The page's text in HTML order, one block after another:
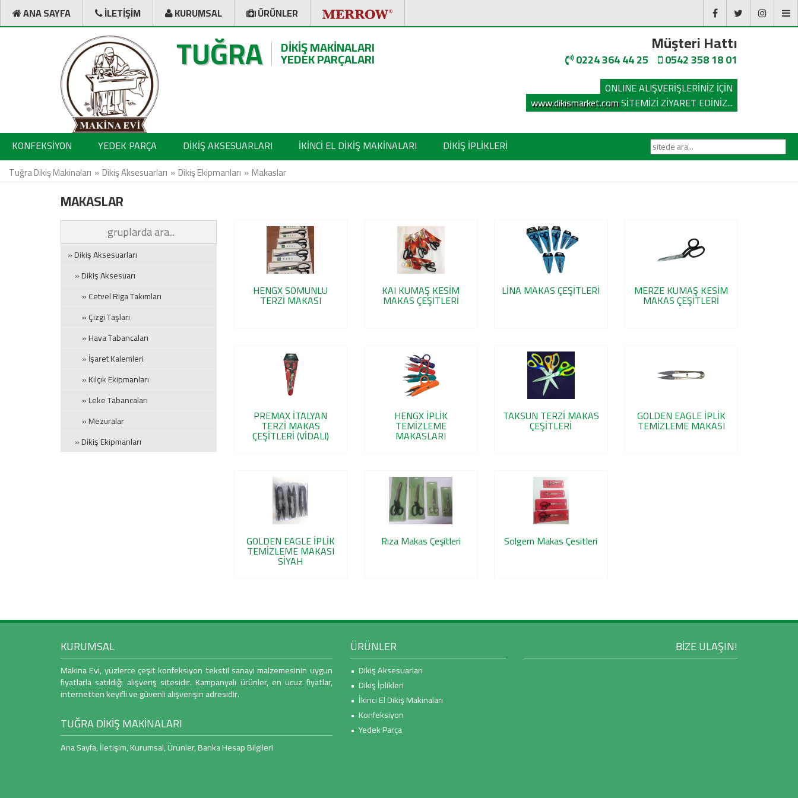
ANA SAYFA İLETİŞİM KURUMSAL ÜRÜNLER
TUĞRA DİKİŞ MAKİNALARI
YEDEK PARÇALARI
Müşteri Hattı
0224 364 44 25 0542 358 18 01
ONLINE ALIŞVERİŞLERİNİZ İÇİN
www.dikismarket.comSİTEMİZİ ZİYARET EDİNİZ...
KONFEKSİYON YEDEK PARÇA DİKİŞ AKSESUARLARI İKİNCİ EL DİKİŞ MAKİNALARI DİKİŞ İPLİKLERİ
Tuğra Dikiş Makinaları Dikiş Aksesuarları Dikiş Ekipmanları Makaslar
MAKASLAR
» Dikiş Aksesuarları
» Dikiş Aksesuarı
» Cetvel Riga Takımları
» Çizgi Taşları
» Hava Tabancaları
» İşaret Kalemleri
» Kılçık Ekipmanları
» Leke Tabancaları
» Mezuralar
» Dikiş Ekipmanları
» Bileme Taşları
» Çelik Eldivenler
» Gramaj Terazisi
» Kontrol Etiketleri
» Meto Etiketleri
HENGX SOMUNLU
TERZİ MAKASI
KAI KUMAŞ KESİM
MAKAS ÇEŞİTLERİ
LİNA MAKAS ÇEŞİTLERİ MERZE KUMAŞ KESİM
MAKAS ÇEŞİTLERİ
PREMAX İTALYAN
TERZİ MAKAS
ÇEŞİTLERİ (VİDALI)
HENGX İPLİK
TEMİZLEME
MAKASLARI
TAKSUN TERZİ MAKAS
ÇEŞİTLERİ
GOLDEN EAGLE İPLİK
TEMİZLEME MAKASI
GOLDEN EAGLE İPLİK
TEMİZLEME MAKASI
SİYAH
Rıza Makas Çeşitleri Solgern Makas Çesitleri
KURUMSAL
Makina Evi, yüzlerce çeşit konfeksiyon tekstil sanayi malzemesinin uygun
fiyatlarla satıldığı alışveriş sitesidir. Kampanyalı ürünler, en ucuz fiyatlar,
internetten keyifli ve güvenli alışverişin adresidir.
TUĞRA DİKİŞ MAKİNALARI
Ana Sayfa,İletişim,Kurumsal,Ürünler,Banka Hesap Bilgileri
ÜRÜNLER
• Dikiş Aksesuarları
• Dikiş İplikleri
• İkinci El Dikiş Makinaları
• Konfeksiyon
• Yedek Parça
BİZE ULAŞIN!